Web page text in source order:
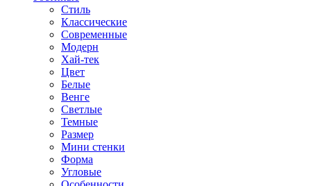
Стиль
Классические
Современные
Модерн
Хай-тек
Цвет
Белые
Венге
Светлые
Темные
Размер
Мини стенки
Форма
Угловые